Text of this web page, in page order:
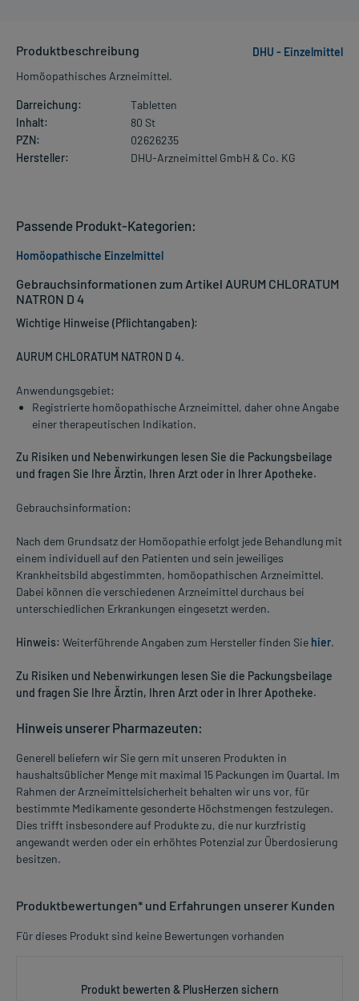
Produktbeschreibung
DHU - Einzelmittel
Homöopathisches Arzneimittel.
Darreichung:
Tabletten
Inhalt:
80 St
PZN:
02626235
Hersteller:
DHU-Arzneimittel GmbH & Co. KG
Gebrauchsinformationen zum Artikel AURUM CHLORATUM
NATRON D 4
Wichtige Hinweise (Pflichtangaben):
AURUM CHLORATUM NATRON D 4.
Anwendungsgebiet:
Registrierte homöopathische Arzneimittel, daher ohne Angabe
einer therapeutischen Indikation.
Zu Risiken und Nebenwirkungen lesen Sie die Packungsbeilage
und fragen Sie Ihre Ärztin, Ihren Arzt oder in Ihrer Apotheke.
Gebrauchsinformation:
Nach dem Grundsatz der Homöopathie erfolgt jede Behandlung mit
einem individuell auf den Patienten und sein jeweiliges
Krankheitsbild abgestimmten, homöopathischen Arzneimittel.
Dabei können die verschiedenen Arzneimittel durchaus bei
unterschiedlichen Erkrankungen eingesetzt werden.
Hinweis: Weiterführende Angaben zum Hersteller finden Sie hier.
Zu Risiken und Nebenwirkungen lesen Sie die Packungsbeilage
und fragen Sie Ihre Ärztin, Ihren Arzt oder in Ihrer Apotheke.
Hinweis unserer Pharmazeuten:
Generell beliefern wir Sie gern mit unseren Produkten in
haushaltsüblicher Menge mit maximal 15 Packungen im Quartal. Im
Rahmen der Arzneimittelsicherheit behalten wir uns vor, für
bestimmte Medikamente gesonderte Höchstmengen festzulegen.
Dies trifft insbesondere auf Produkte zu, die nur kurzfristig
angewandt werden oder ein erhöhtes Potenzial zur Überdosierung
besitzen.
Produktbewertungen* und Erfahrungen unserer Kunden
Für dieses Produkt sind keine Bewertungen vorhanden
Produkt bewerten & PlusHerzen sichern
Passende Produkt-Kategorien:
Homöopathische Einzelmittel